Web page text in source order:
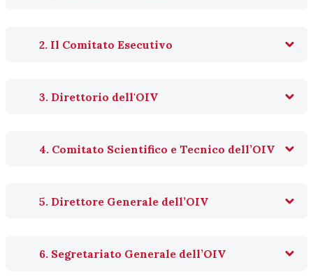
2. Il Comitato Esecutivo
3. Direttorio dell'OIV
4. Comitato Scientifico e Tecnico dell’OIV
5. Direttore Generale dell’OIV
6. Segretariato Generale dell’OIV